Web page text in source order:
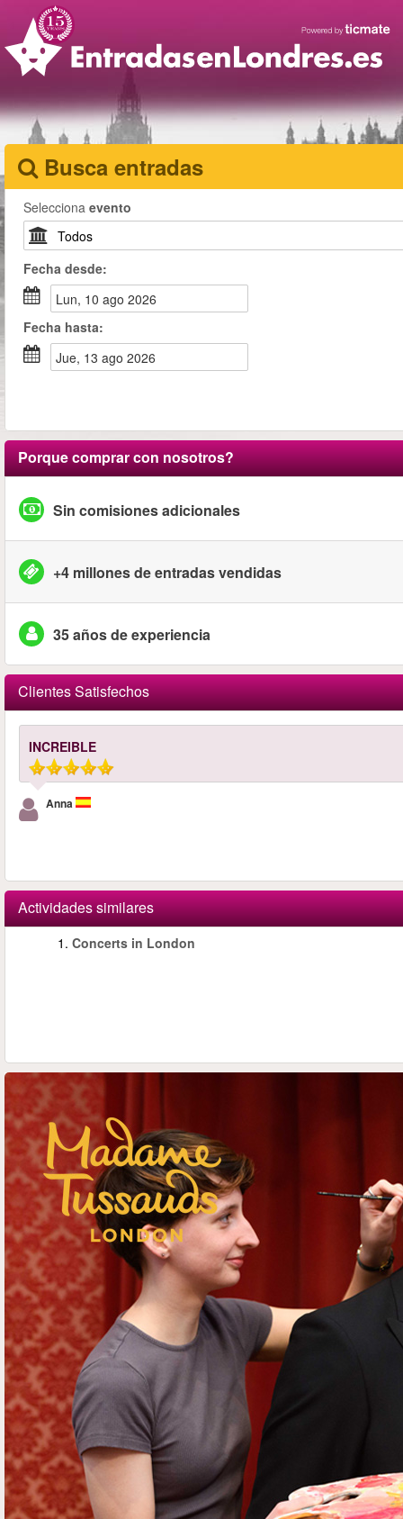
Busca entradas
Selecciona evento
Fecha desde:
lun, 10 ago 2026
Fecha hasta:
jue, 13 ago 2026
Porque comprar con nosotros?
Sin comisiones adicionales
+4 millones de entradas vendidas
35 años de experiencia
Clientes Satisfechos
INCREIBLE
Anna
Actividades similares
1. Concerts in London